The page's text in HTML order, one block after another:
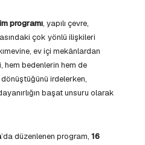
programı, yapılı çevre,
çok yönlü ilişkileri
ev içi mekânlardan
hem bedenlerin hem de
irdelerken,
başat unsuru olarak
’da düzenlenen program, 16